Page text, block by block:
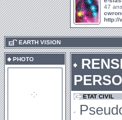
47
http://
EARTH VISION
PHOTO
ETAT CIVIL